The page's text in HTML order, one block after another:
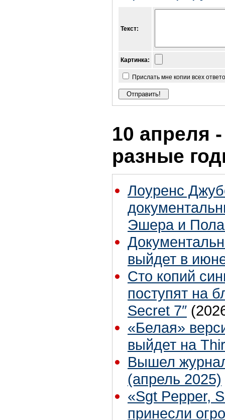
Текст:
Картинка:
Прислать мне копии всех
10 апреля
разные
Лоуренс
Эшера и
выйдет в
Сто копий
поступят на
Secret 7″
«Белая»
выйдет на
Вышел
(апрель 2025)
«Sgt Pepper,
принесли